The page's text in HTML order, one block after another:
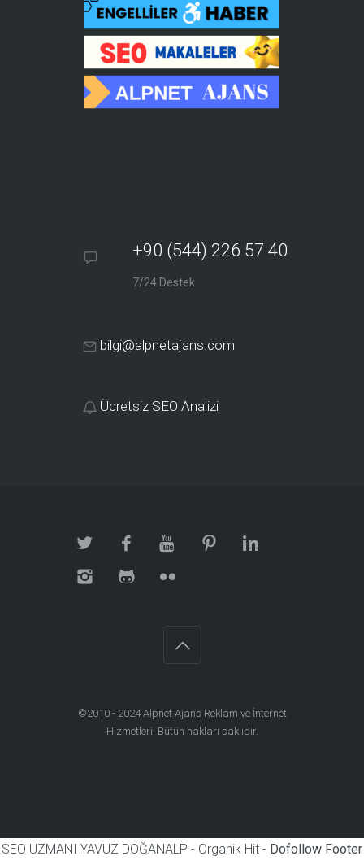
+90 (544) 226 57 40
7/24 Destek
bilgi@alpnetajans.com
Ücretsiz SEO Analizi
©2010 - 2024Alpnet Ajans Reklam ve İnternet
Hizmetleri . Bütün hakları saklıdır.
SEO UZMANI YAVUZ DOĞANALP - Organik Hit - Dofollow Footer